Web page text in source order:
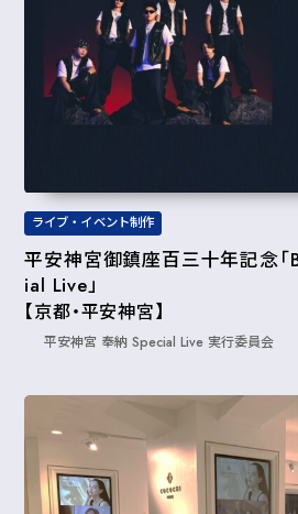
ライブ・イベント制作
平安神宮御鎮座百三十年記念「
ial Live」
【京都・平安神宮】
平安神宮 奉納 Special Live 実行委員会